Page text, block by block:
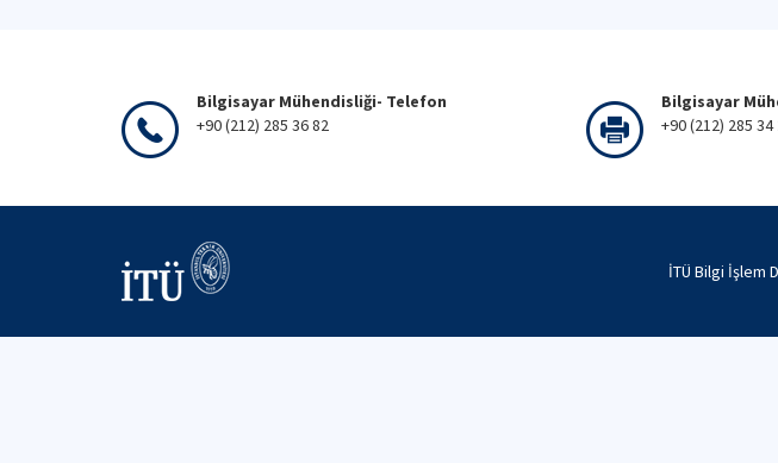
Bilgisayar Mühendisliği- Telefon
+90 (212) 285 36 82
Bilgisayar
+90 (212) 285 34
İTÜ Bilgi İşlem